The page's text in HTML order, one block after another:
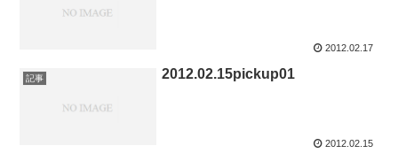
2012.02.17
記事 2012.02.15pickup01
2012.02.15